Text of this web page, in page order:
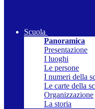
Scuola
Panoramica
Presentazione
I luoghi
Le persone
I numeri della
Le carte della
Organizzazione
La storia